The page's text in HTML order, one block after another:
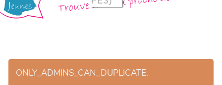
ONLY_ADMINS_CAN_DUPLICATE.